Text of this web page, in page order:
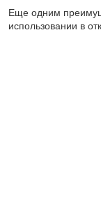
Еще одним
использовании в